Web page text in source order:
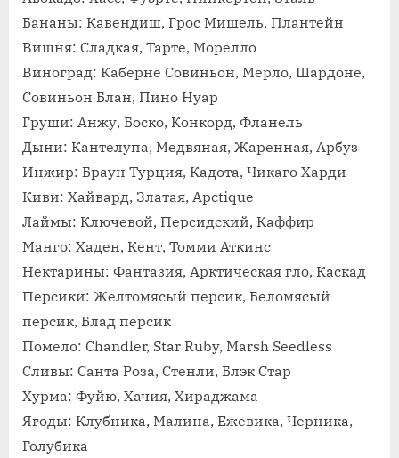
Бананы: Кавендиш, Грос Мишель, Плантейн
Вишня: Сладкая, Тарте, Морелло
Виноград: Каберне Совиньон, Мерло, Шардоне,
Совиньон Блан, Пино Нуар
Груши: Анжу, Боско, Конкорд, Фланель
Дыни: Кантелупа, Медвяная, Жаренная, Арбуз
Инжир: Браун Турция, Кадота, Чикаго Харди
Киви: Хайвард, Златая, Арctique
Лаймы: Ключевой, Персидский, Каффир
Манго: Хаден, Кент, Томми Аткинс
Нектарины: Фантазия, Арктическая гло, Каскад
Персики: Желтомясый персик, Беломясый
персик, Блад персик
Помело: Chandler, Star Ruby, Marsh Seedless
Сливы: Санта Роза, Стенли, Блэк Стар
Хурма: Фуйю, Хачия, Хираджама
Ягоды: Клубника, Малина, Ежевика, Черника,
Голубика